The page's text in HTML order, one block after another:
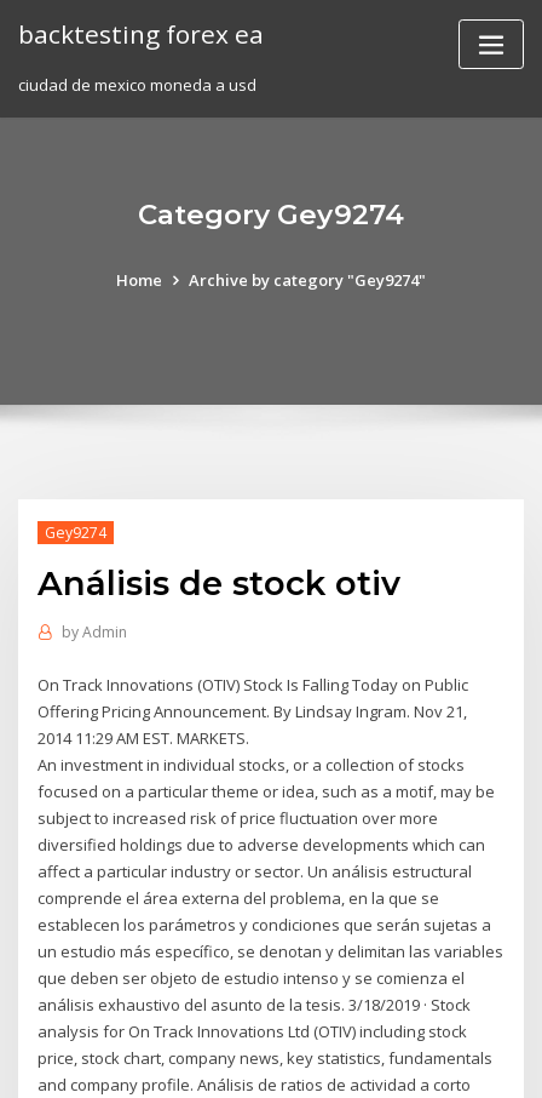
backtesting forex ea
ciudad de mexico moneda a usd
Category Gey9274
Home Archive by category "Gey9274"
Gey9274
Análisis de stock otiv
byAdmin
On Track Innovations (OTIV) Stock Is Falling Today on Public
Offering Pricing Announcement. By Lindsay Ingram. Nov 21,
2014 11:29 AM EST. MARKETS.
An investment in individual stocks, or a collection of stocks
focused on a particular theme or idea, such as a motif, may be
subject to increased risk of price fluctuation over more
diversified holdings due to adverse developments which can
affect a particular industry or sector. Un análisis estructural
comprende el área externa del problema, en la que se
establecen los parámetros y condiciones que serán sujetas a
un estudio más específico, se denotan y delimitan las variables
que deben ser objeto de estudio intenso y se comienza el
análisis exhaustivo del asunto de la tesis. 3/18/2019 · Stock
analysis for On Track Innovations Ltd (OTIV) including stock
price, stock chart, company news, key statistics, fundamentals
and company profile. Análisis de ratios de actividad a corto